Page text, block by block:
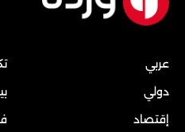
عربي
دولي
إقتصاد